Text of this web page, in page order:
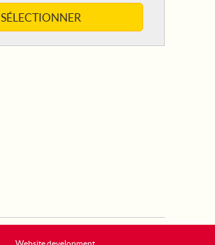
SÉLECTIONNER